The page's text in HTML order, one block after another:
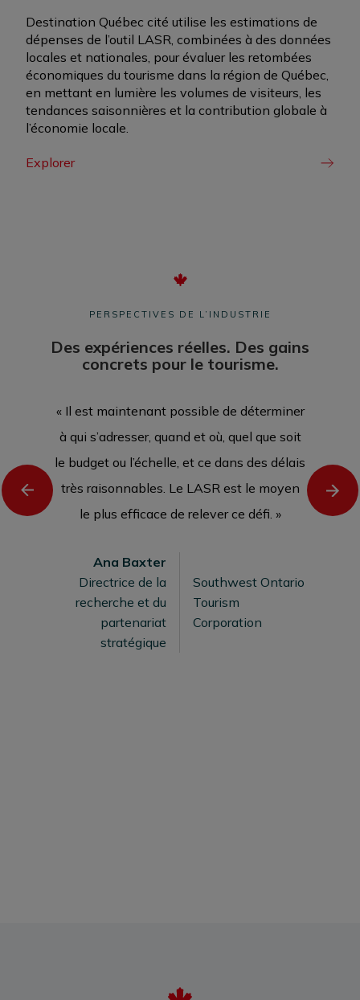
Destination Québec cité utilise les estimations de
dépenses de l’outil LASR, combinées à des données
locales et nationales, pour évaluer les retombées
économiques du tourisme dans la région de Québec,
en mettant en lumière les volumes de visiteurs, les
tendances saisonnières et la contribution globale à
l’économie locale.
Explorer
PERSPECTIVES DE L’INDUSTRIE
Des expériences réelles. Des gains
concrets pour le tourisme.
« Il est maintenant possible de déterminer
à qui s’adresser, quand et où, quel que soit
le budget ou l’échelle, et ce dans des délais
très raisonnables. Le LASR est le moyen
le plus efficace de relever ce défi. »
Ana Baxter
Directrice de la
recherche et du
partenariat
stratégique
Southwest Ontario
Tourism
Corporation